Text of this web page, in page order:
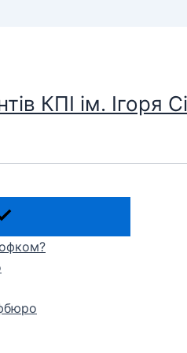
КПІ ім. Ігоря